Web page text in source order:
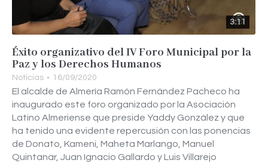
3:11
Éxito organizativo del IV Foro Municipal por la
Paz y los Derechos Humanos
Noticias 16/09/2020
El alcalde de Almería Ramón Fernández Pacheco ha
inaugurado este foro organizado por la Asociación
Latino Almeriense que preside Yaddy González y que
ha tenido una evidente repercusión con las ponencias
de Donato, Kameni, Maheta Marlango, Manuel
Quintanar, Juan Ignacio Gallardo y Luis Villarejo